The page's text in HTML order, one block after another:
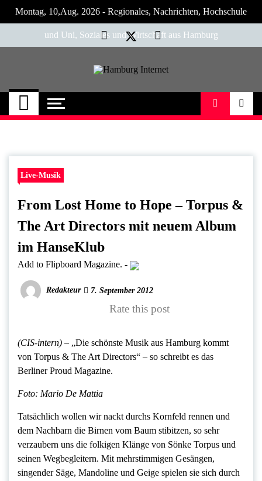
Skip
Montag, 10,Aug. 2026 - Regionales, Nachrichten, Hochschule
und Uni, Soziales und Wirtschaft aus Hamburg
Hamburg Internet
Neuigkeiten und Nachrichten aus Hamburg
Live-Musik
From Lost Home to Hope – Torpus &
The Art Directors mit neuem Album
im HanseKlub
Add to Flipboard Magazine. -
Redakteur 7. September 2012
Rate this post
(CIS-intern) – „Die schönste Musik aus Hamburg kommt
von Torpus & The Art Directors“ – so schreibt es das
Berliner Proud Magazine.
Foto: Mario De Mattia
Tatsächlich wollen wir nackt durchs Kornfeld rennen und
dem Nachbarn die Birnen vom Baum stibitzen, so sehr
verzaubern uns die folkigen Klänge von Sönke Torpus und
seinen Wegbegleitern. Mit mehrstimmigen Gesängen,
singender Säge, Mandoline und Geige spielen sie sich durch